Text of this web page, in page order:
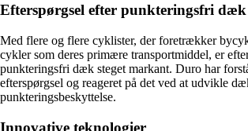
Efterspørgsel efter punkteringsfri dæk
Med flere og flere cyklister, der foretrækker
cykler som deres primære transportmiddel, er
punkteringsfri dæk steget markant. Duro har
efterspørgsel og reageret på det ved at udvikle
punkteringsbeskyttelse.
Innovative teknologier